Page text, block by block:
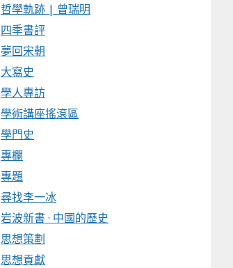
哲學軌跡 | 曾瑞明
四季書評
夢回宋朝
大寫史
學人專訪
學術講座搖滾區
學門史
專欄
專題
尋找李一冰
岩波新書 · 中國的歷史
思想策劃
思想貢獻